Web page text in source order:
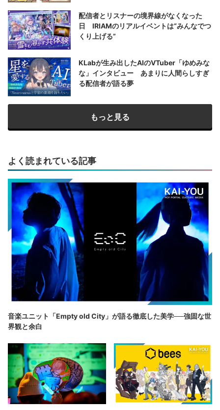
配信者とリスナーの境界線がなくなった
日 IRIAMのリアルイベントは“みんなでつ
くり上げる”
KLabが生み出したAIのVTuber「ゆめみな
な」インタビュー あまりに人間らしすぎ
る配信者が語る夢
もっと見る
よく読まれている記事
音楽ユニット「Empty old City」が語る徹底した美学──強固な世
界観と余白